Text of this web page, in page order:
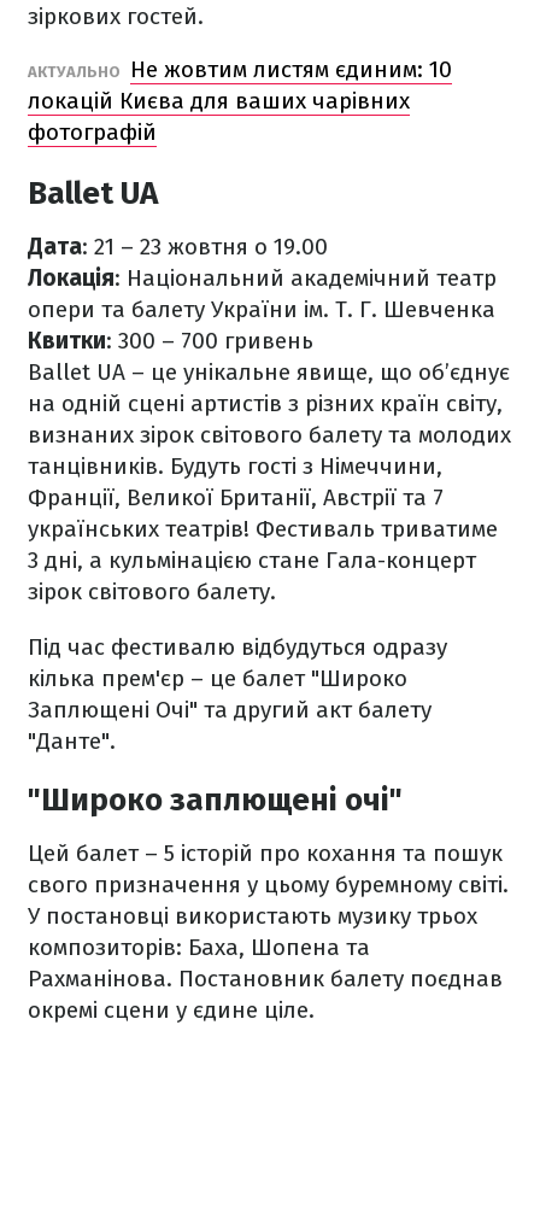
зіркових гостей.
АКТУАЛЬНО
Не жовтим листям єдиним: 10
локацій Києва для ваших чарівних
фотографій
Ballet UA
Дата: 21 – 23 жовтня о 19.00
Локація: Національний академічний театр
опери та балету України ім. Т. Г. Шевченка
Квитки: 300 – 700 гривень
Ballet UA – це унікальне явище, що об’єднує
на одній сцені артистів з різних країн світу,
визнаних зірок світового балету та молодих
танцівників. Будуть гості з Німеччини,
Франції, Великої Британії, Австрії та 7
українських театрів! Фестиваль триватиме
3 дні, а кульмінацією стане Гала-концерт
зірок світового балету.
Під час фестивалю відбудуться одразу
кілька прем'єр – це балет "Широко
Заплющені Очі" та другий акт балету
"Данте".
"Широко заплющені очі"
Цей балет – 5 історій про кохання та пошук
свого призначення у цьому буремному світі.
У постановці використають музику трьох
композиторів: Баха, Шопена та
Рахманінова. Постановник балету поєднав
окремі сцени у єдине ціле.